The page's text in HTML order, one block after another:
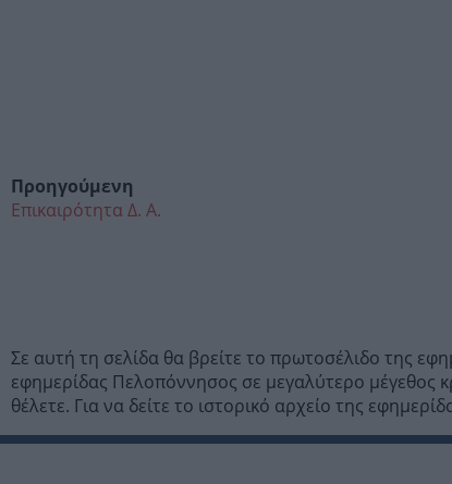
Προηγούμενη
Επικαιρότητα Δ. Α.
Σε αυτή τη σελίδα θα βρείτε το πρωτοσέλιδο της
εφημερίδας Πελοπόννησος σε μεγαλύτερο μέγεθος
θέλετε. Για να δείτε το ιστορικό αρχείο της